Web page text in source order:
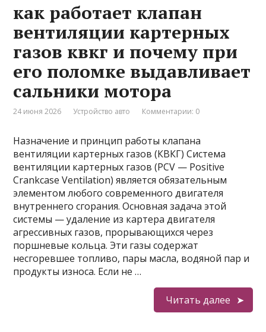
как работает клапан
вентиляции картерных
газов квкг и почему при
его поломке выдавливает
сальники мотора
24 июня 2026 Устройство авто Комментарии: 0
Назначение и принцип работы клапана
вентиляции картерных газов (КВКГ) Система
вентиляции картерных газов (PCV — Positive
Crankcase Ventilation) является обязательным
элементом любого современного двигателя
внутреннего сгорания. Основная задача этой
системы — удаление из картера двигателя
агрессивных газов, прорывающихся через
поршневые кольца. Эти газы содержат
несгоревшее топливо, пары масла, водяной пар и
продукты износа. Если не …
Читать далее